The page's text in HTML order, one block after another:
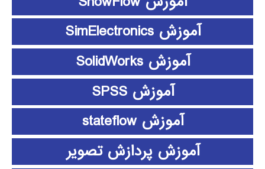
آموزش SimElectronics
آموزش SolidWorks
آموزش SPSS
آموزش stateflow
آموزش پردازش تصویر